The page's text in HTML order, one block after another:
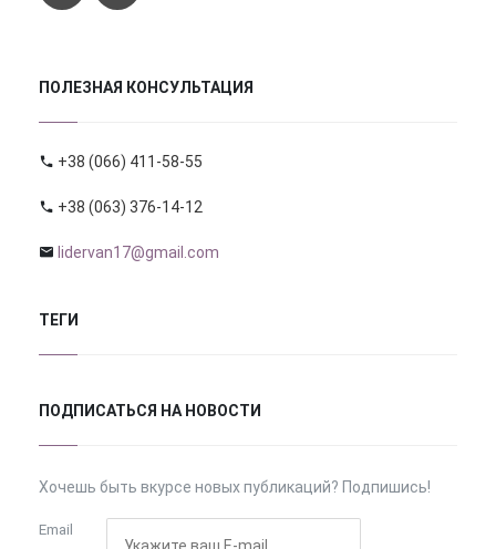
ПОЛЕЗНАЯ КОНСУЛЬТАЦИЯ
+38 (066) 411-58-55
+38 (063) 376-14-12
lidervan17@gmail.com
ТЕГИ
ПОДПИСАТЬСЯ НА НОВОСТИ
Хочешь быть вкурсе новых публикаций? Подпишись!
Email